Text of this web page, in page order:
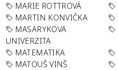
MARIE ROTTROVÁ
MARTIN KONVIČKA
MASARYKOVA
UNIVERZITA
MATEMATIKA
MATOUŠ VINŠ